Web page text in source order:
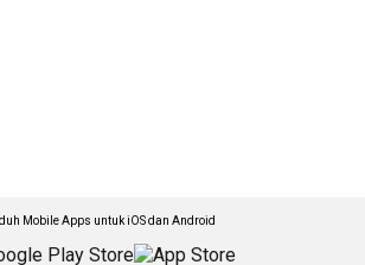
Mobile Apps untuk iOS dan Android